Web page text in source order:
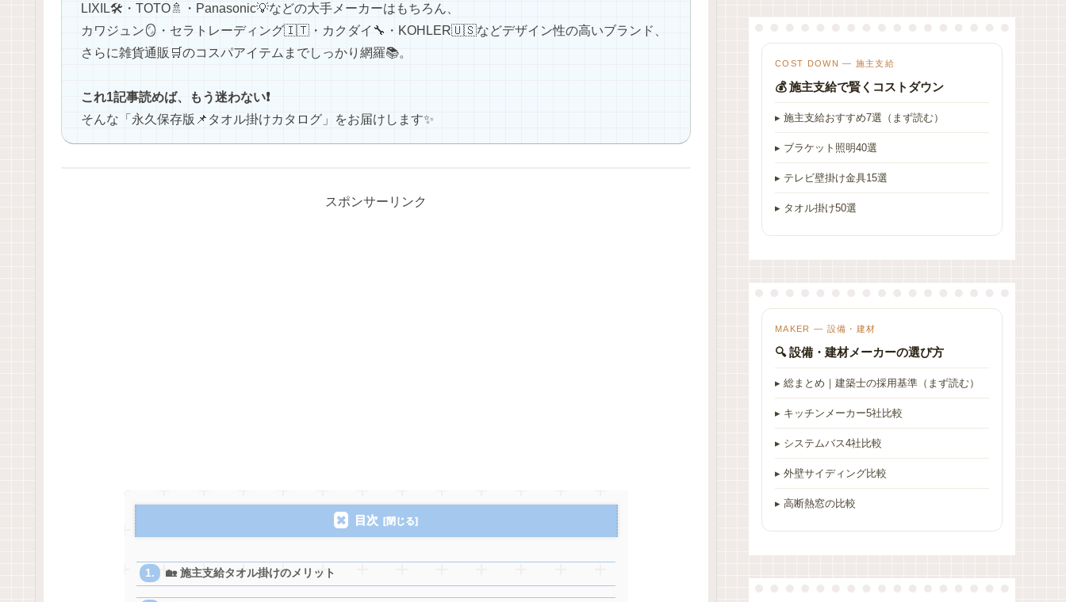
LIXIL🛠・TOTO🚿・Panasonic💡などの大手メーカーはもちろん、
カワジュン🪞・セラトレーディング🇮🇹・カクダイ🔧・KOHLER🇺🇸などデザイン性の高いブランド、
さらに雑貨通販🛒のコスパアイテムまでしっかり網羅📚。
これ1記事読めば、もう迷わない❗
そんな「永久保存版📌タオル掛けカタログ」をお届けします✨
スポンサーリンク
目次
🏡 施主支給タオル掛けのメリット
COST DOWN — 施主支給
💰 施主支給で賢くコストダウン
▸ 施主支給おすすめ7選（まず読む）
▸ ブラケット照明40選
▸ テレビ壁掛け金具15選
▸ タオル掛け50選
MAKER — 設備・建材
🔍 設備・建材メーカーの選び方
▸ 総まとめ｜建築士の採用基準（まず読む）
▸ キッチンメーカー5社比較
▸ システムバス4社比較
▸ 外壁サイディング比較
▸ 高断熱窓の比較